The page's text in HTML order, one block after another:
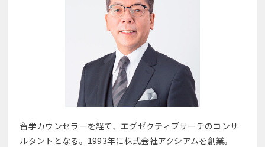
留学カウンセラーを経て、エグゼクティブサーチのコンサ
ルタントとなる。1993年に株式会社アクシアムを創業。